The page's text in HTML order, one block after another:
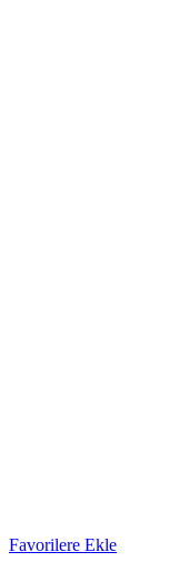
Favorilere Ekle